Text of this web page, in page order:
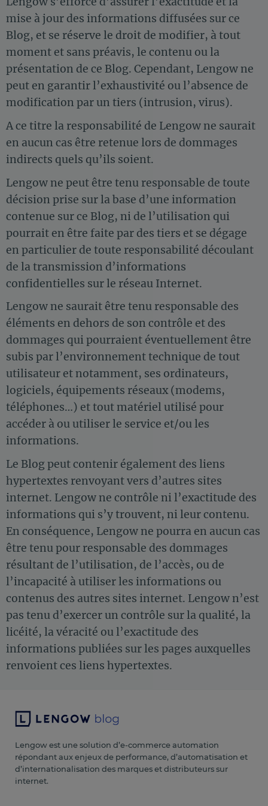
mise à jour des informations diffusées sur ce
Blog, et se réserve le droit de modifier, à tout
moment et sans préavis, le contenu ou la
présentation de ce Blog. Cependant, Lengow ne
peut en garantir l’exhaustivité ou l’absence de
modification par un tiers (intrusion, virus).
A ce titre la responsabilité de Lengow ne saurait
en aucun cas être retenue lors de dommages
indirects quels qu’ils soient.
Lengow ne peut être tenu responsable de toute
décision prise sur la base d’une information
contenue sur ce Blog, ni de l’utilisation qui
pourrait en être faite par des tiers et se dégage
en particulier de toute responsabilité découlant
de la transmission d’informations
confidentielles sur le réseau Internet.
Lengow ne saurait être tenu responsable des
éléments en dehors de son contrôle et des
dommages qui pourraient éventuellement être
subis par l’environnement technique de tout
utilisateur et notamment, ses ordinateurs,
logiciels, équipements réseaux (modems,
téléphones…) et tout matériel utilisé pour
accéder à ou utiliser le service et/ou les
informations.
Le Blog peut contenir également des liens
hypertextes renvoyant vers d’autres sites
internet. Lengow ne contrôle ni l’exactitude des
informations qui s’y trouvent, ni leur contenu.
En conséquence, Lengow ne pourra en aucun cas
être tenu pour responsable des dommages
résultant de l’utilisation, de l’accès, ou de
l’incapacité à utiliser les informations ou
contenus des autres sites internet. Lengow n’est
pas tenu d’exercer un contrôle sur la qualité, la
licéité, la véracité ou l’exactitude des
informations publiées sur les pages auxquelles
renvoient ces liens hypertextes.
Lengow est une solution d’e-commerce automation
répondant aux enjeux de performance, d’automatisation et
d’internationalisation des marques et distributeurs sur
internet.